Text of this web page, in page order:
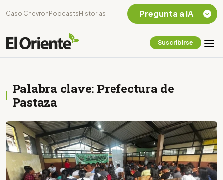
Caso Chevron Podcasts Historias
Suscribirse
Palabra clave: Prefectura de
Pastaza
Pregunta a IA
Listar destinos
¿En que consiste la
tasa minera que rige en
Ecuador?